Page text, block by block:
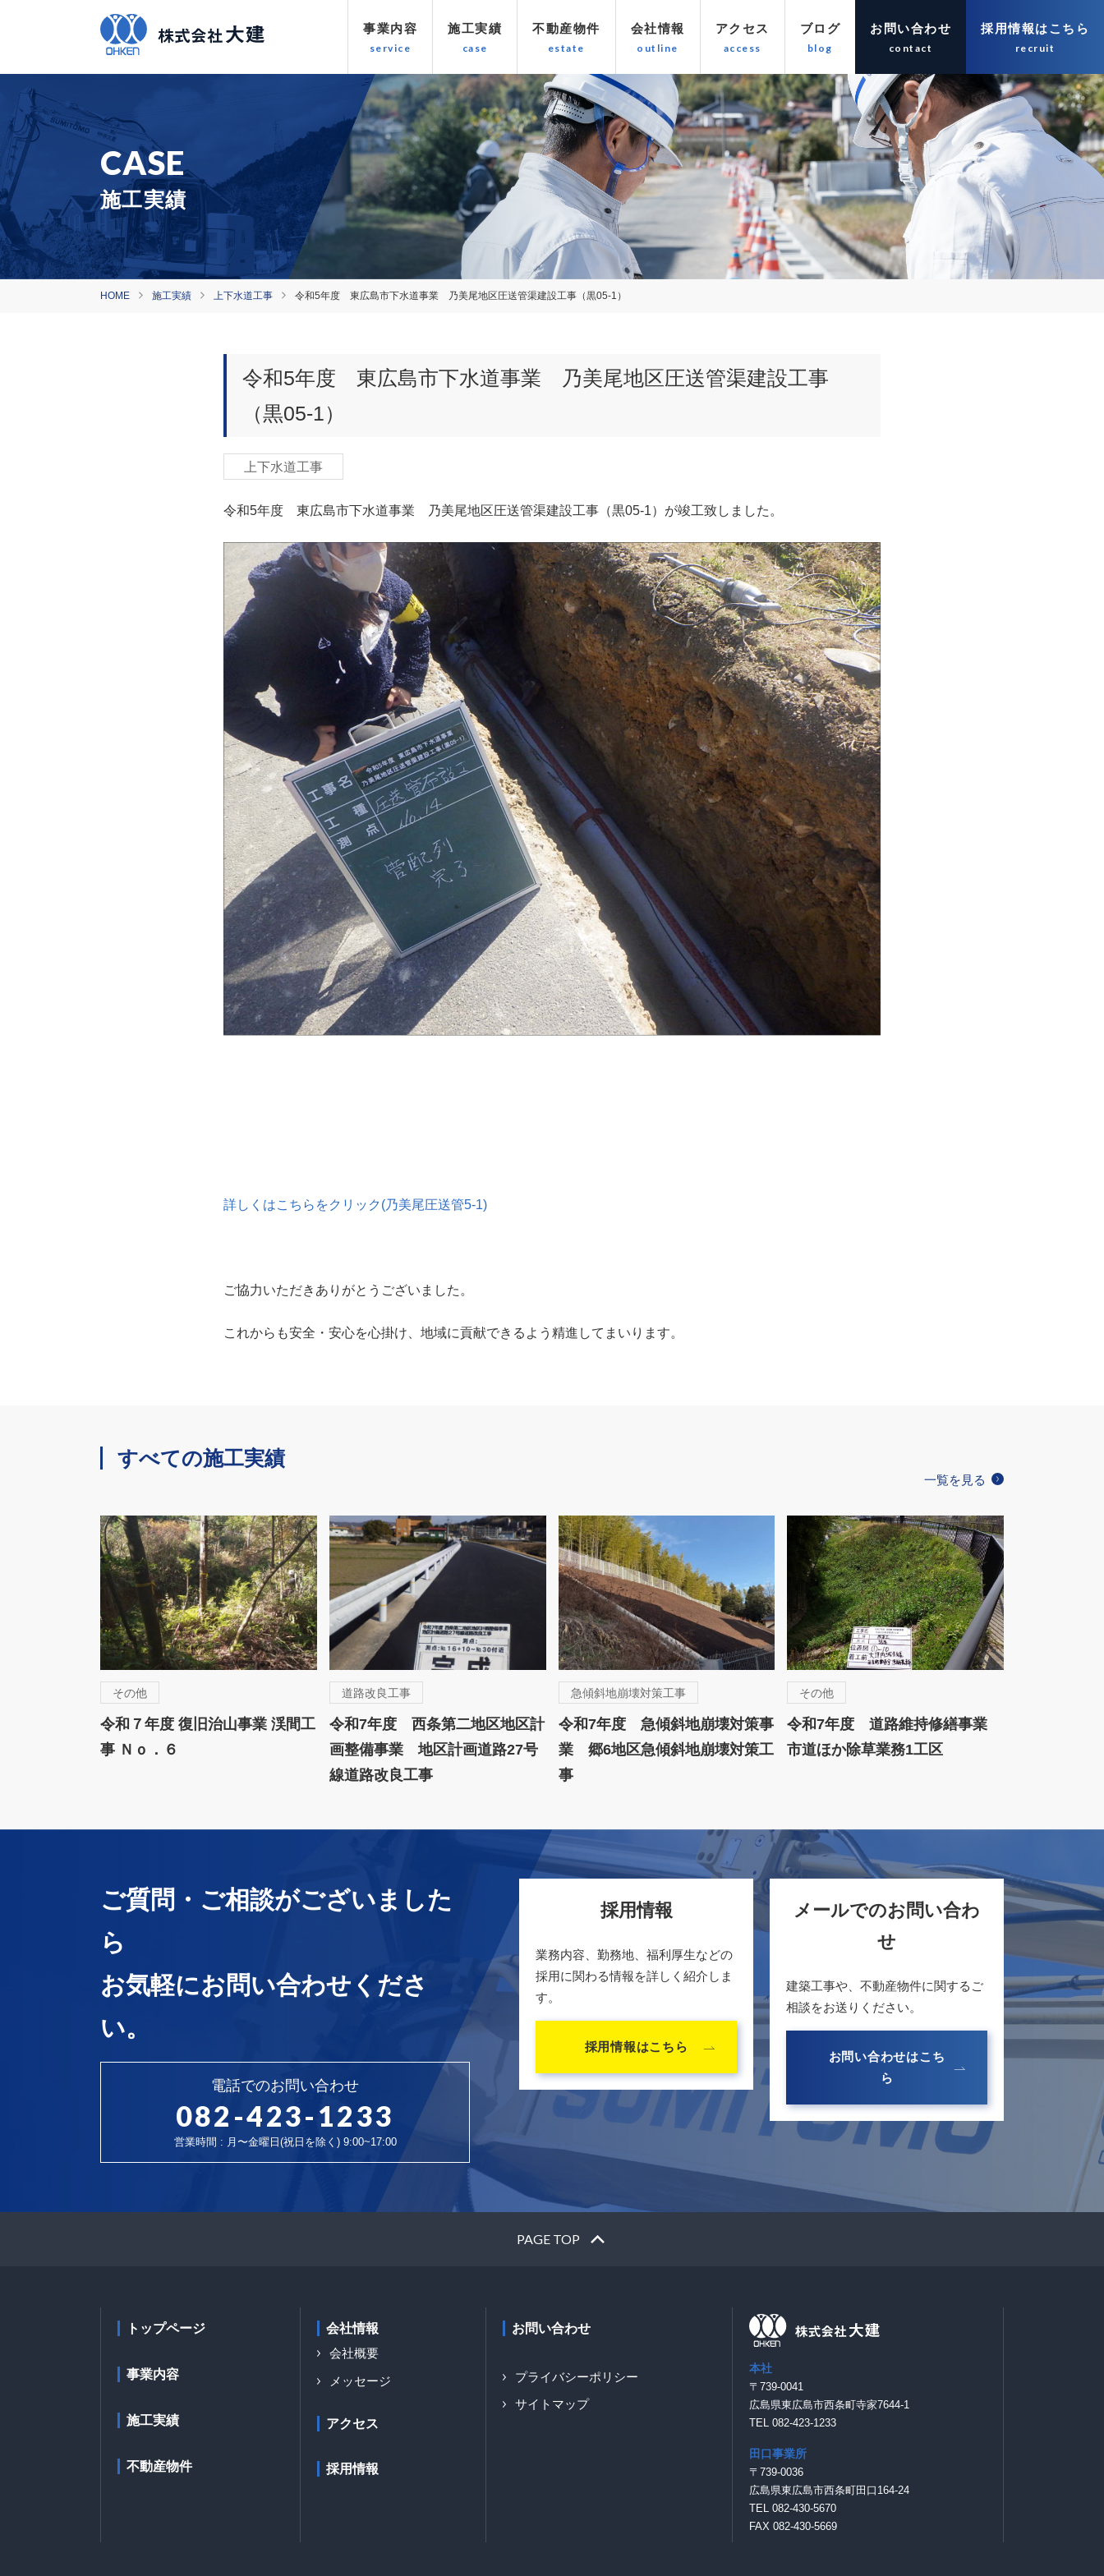
事業内容 施工実績 不動産物件 会社情報 アクセス ブログ お問い合わせ 採用情報はこちら
施工実績
HOME 施工実績 上下水道工事 令和5年度 東広島市下水道事業 乃美尾地区圧送管渠建設工事（黒05-1）
令和5年度 東広島市下水道事業 乃美尾地区圧送管渠建設工事
（黒05-1）
上下水道工事
令和5年度 東広島市下水道事業 乃美尾地区圧送管渠建設工事（黒05-1）が竣工致しました。
詳しくはこちらをクリック(乃美尾圧送管5-1)
ご協力いただきありがとうございました。
これからも安全・安心を心掛け、地域に貢献できるよう精進してまいります。
すべての施工実績
一覧を見る
その他
令和７年度 復旧治山事業 渓間工
事 Ｎｏ．６
道路改良工事
令和7年度 西条第二地区地区計
画整備事業 地区計画道路27号
線道路改良工事
急傾斜地崩壊対策工事
令和7年度 急傾斜地崩壊対策事
業 郷6地区急傾斜地崩壊対策工
事
その他
令和7年度 道路維持修繕事業
市道ほか除草業務1工区
ご質問・ご相談がございました
ら
お気軽にお問い合わせくださ
い。
電話でのお問い合わせ
082-423-1233
営業時間 : 月〜金曜日(祝日を除く) 9:00~17:00
採用情報
業務内容、勤務地、福利厚生などの
採用に関わる情報を詳しく紹介しま
す。
採用情報はこちら
メールでのお問い合わ
せ
建築工事や、不動産物件に関するご
相談をお送りください。
お問い合わせはこち
ら
PAGE TOP
トップページ
事業内容
施工実績
不動産物件
会社情報
会社概要
メッセージ
アクセス
採用情報
お問い合わせ
プライバシーポリシー
サイトマップ
本社
〒739-0041
広島県東広島市西条町寺家7644-1
TEL 082-423-1233
田口事業所
〒739-0036
広島県東広島市西条町田口164-24
TEL 082-430-5670
FAX 082-430-5669